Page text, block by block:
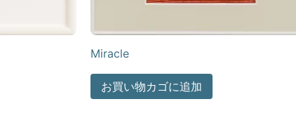
Miracle
お買い物カゴに追加